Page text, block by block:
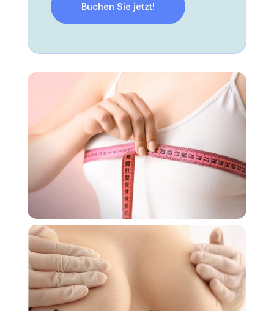
Buchen Sie jetzt!